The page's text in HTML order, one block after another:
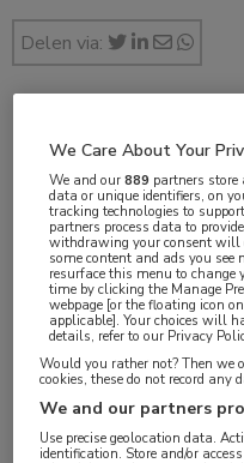
Delen via:
nov 2019
Vakgebieden:
Oncologie
Aandachtsgebieden:
Borstkanker
Tags:
We Care About Your
We and our889 partners
data or unique identifiers, on
tracking technologies to
partners process data to
withdrawing your consent will
some content and ads you see
resurface this menu to
time by clicking the Manage
webpage [or the floating icon
applicable]. Your choices will
details, refer to our Privacy
Would you rather not? Then
cookies, these do not record any
We and our partners
Use precise geolocation data.
identification. Store and/or